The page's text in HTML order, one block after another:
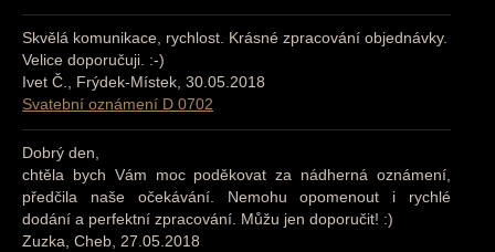
Skvělá komunikace, rychlost. Krásné zpracování objednávky.
Velice doporučuji. :-)
Ivet Č., Frýdek-Místek, 30.05.2018
Svatební oznámení D 0702
Dobrý den,
chtěla bych Vám moc poděkovat za nádherná oznámení,
předčila naše očekávání. Nemohu opomenout i rychlé
dodání a perfektní zpracování. Můžu jen doporučit! :)
Zuzka, Cheb, 27.05.2018